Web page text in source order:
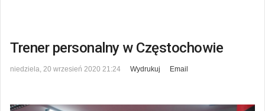
Trener personalny w Częstochowie
niedziela, 20 wrzesień 2020 21:24 Wydrukuj Email